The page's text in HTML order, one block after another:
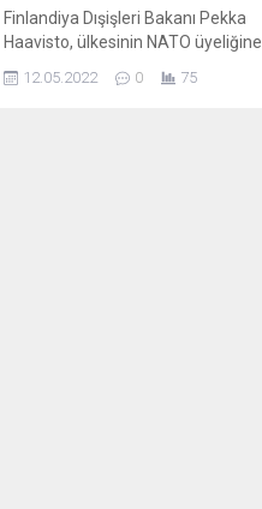
Finlandiya Dışişleri Bakanı Pekka
Haavisto, ülkesinin NATO üyeliğine
açıklamanın ardından, “gelecekteki
12.05.2022 0 75